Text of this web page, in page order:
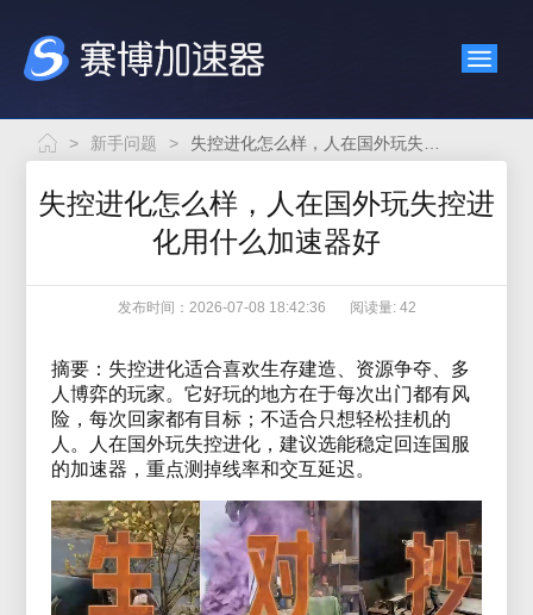
> 新手问题 >
失控进化怎么样，人在国外玩失控进
化用什么加速器好
发布时间：2026-07-08 18:42:36 阅读量: 42
摘要：失控进化适合喜欢生存建造、资源争夺、多
人博弈的玩家。它好玩的地方在于每次出门都有风
险，每次回家都有目标；不适合只想轻松挂机的
人。人在国外玩失控进化，建议选能稳定回连国服
的加速器，重点测掉线率和交互延迟。